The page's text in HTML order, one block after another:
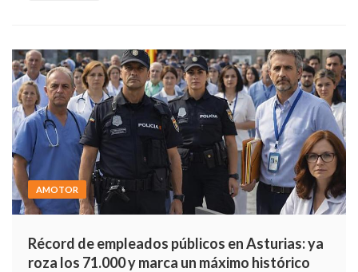
AMOTOR
Récord de empleados públicos en Asturias: ya
roza los 71.000 y marca un máximo histórico